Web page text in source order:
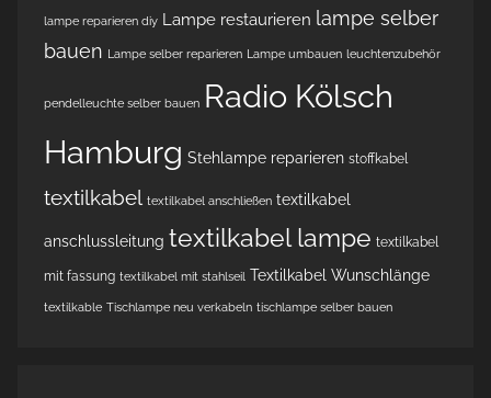
lampe reparieren diy Lampe restaurieren lampe selber
bauen Lampe selber reparieren Lampe umbauen leuchtenzubehör
pendelleuchte selber bauen Radio Kölsch
Hamburg Stehlampe reparieren stoffkabel
textilkabel textilkabel anschließen textilkabel
anschlussleitung textilkabel lampe textilkabel
mit fassung textilkabel mit stahlseil Textilkabel Wunschlänge
textilkable Tischlampe neu verkabeln tischlampe selber bauen